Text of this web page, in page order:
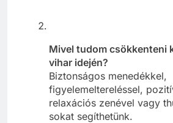
Mivel tudom csökkenteni
vihar idején?
Biztonságos menedékkel,
figyelemeltereléssel,
relaxációs zenével vagy
sokat segíthetünk.